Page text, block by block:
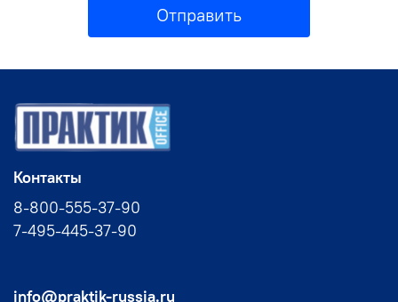
Отправить
Контакты
8-800-555-37-90
7-495-445-37-90
info@praktik-russia.ru